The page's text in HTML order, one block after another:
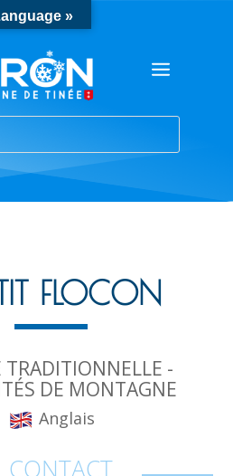
FLOCON
TRADITIONNELLE -
DE MONTAGNE
Anglais
CONTACT
»